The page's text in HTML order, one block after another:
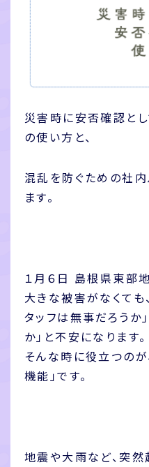
災害時に安否確認とし
の使い方と、
混乱を防ぐための社
ます。
１月６日 島根県東部
大きな被害がなくても
タッフは無事だろうか
か」と不安になります。
そんな時に役立つの
機能」です。
地震や大雨など、突然